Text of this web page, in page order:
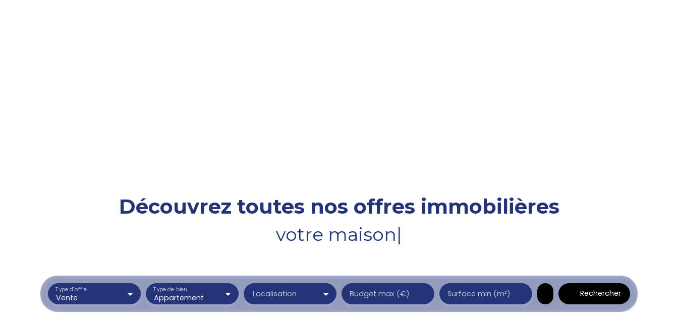
Découvrez toutes nos offres immobilières
votre t|
Vente
Type d'offre
Appartement
Type de bien Localisation Budget max (€) Surface min (m²) Rechercher